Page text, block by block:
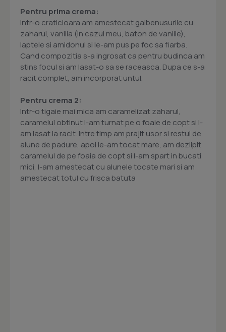
Pentru prima crema:
Intr-o craticioara am amestecat galbenusurile cu
zaharul, vanilia (in cazul meu, baton de vanilie),
laptele si amidonul si le-am pus pe foc sa fiarba.
Cand compozitia s-a ingrosat ca pentru budinca am
stins focul si am lasat-o sa se raceasca. Dupa ce s-a
racit complet, am incorporat untul.
Pentru crema 2:
Intr-o tigaie mai mica am caramelizat zaharul,
caramelul obtinut l-am turnat pe o foaie de copt si l-
am lasat la racit. Intre timp am prajit usor si restul de
alune de padure, apoi le-am tocat mare, am dezlipit
caramelul de pe foaia de copt si l-am spart in bucati
mici, l-am amestecat cu alunele tocate mari si am
amestecat totul cu frisca batuta